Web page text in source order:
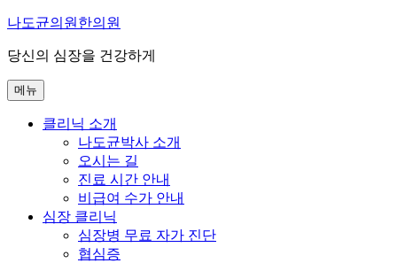
콘
츠
로
바
나도균의원한의원
당신의 심장을 건강하게
메뉴
클리닉 소개
나도균박사 소개
오시는 길
진료 시간 안내
비급여 수가 안내
심장 클리닉
심장병 무료 자가 진단
협심증